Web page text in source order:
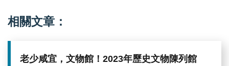
相關文章：
老少咸宜，文物館！2023年歷史文物陳列館